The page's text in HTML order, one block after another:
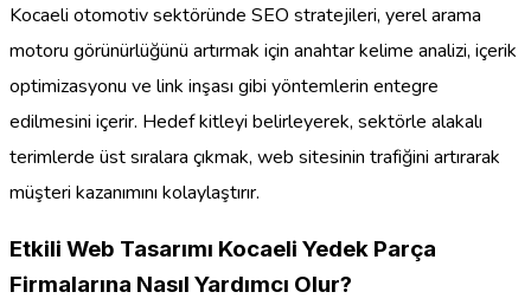
Kocaeli otomotiv sektöründe SEO stratejileri, yerel arama
motoru görünürlüğünü artırmak için anahtar kelime analizi, içerik
optimizasyonu ve link inşası gibi yöntemlerin entegre
edilmesini içerir. Hedef kitleyi belirleyerek, sektörle alakalı
terimlerde üst sıralara çıkmak, web sitesinin trafiğini artırarak
müşteri kazanımını kolaylaştırır.
Etkili Web Tasarımı Kocaeli Yedek Parça
Firmalarına Nasıl Yardımcı Olur?